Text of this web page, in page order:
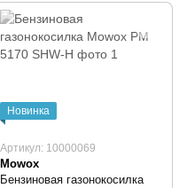
Новинка
Артикул: 10000069
Mowox
Бензиновая газонокосилка